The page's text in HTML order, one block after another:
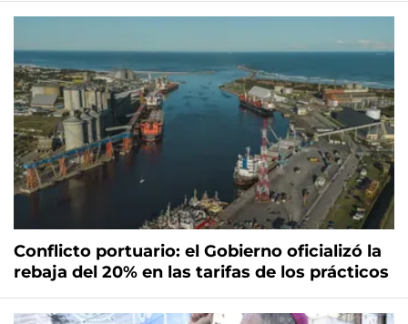
Conflicto portuario: el Gobierno oficializó la
rebaja del 20% en las tarifas de los prácticos